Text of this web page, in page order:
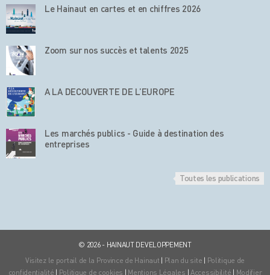
Le Hainaut en cartes et en chiffres 2026
Zoom sur nos succès et talents 2025
A LA DECOUVERTE DE L’EUROPE
Les marchés publics - Guide à destination des
entreprises
Toutes les publications
© 2026 - HAINAUT DEVELOPPEMENT
Visitez le portail de la Province de Hainaut | Plan du site | Politique de
confidentialité | Politique de cookies | Mentions Légales | Accessibilité | Modifier